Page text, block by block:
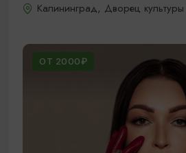
Калининград, Дворец
ОТ 2000₽